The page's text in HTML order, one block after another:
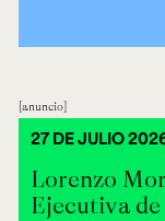
anuncio
Lorenzo
Ejecutiva
27 DE JULIO